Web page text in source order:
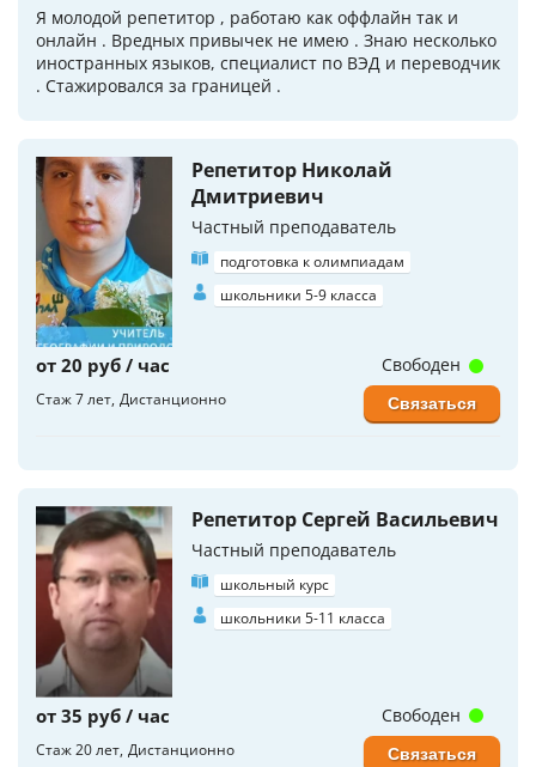
Я молодой репетитор , работаю как оффлайн так и
онлайн . Вредных привычек не имею . Знаю несколько
иностранных языков, специалист по ВЭД и переводчик
. Стажировался за границей .
Репетитор Николай
Дмитриевич
Частный преподаватель
подготовка к олимпиадам
школьники 5-9 класса
от 20 руб / час
Стаж 7 лет Дистанционно
Свободен
Связаться
Репетитор Сергей Васильевич
Частный преподаватель
школьный курс
школьники 5-11 класса
от 35 руб / час
Стаж 20 лет Дистанционно
Свободен
Связаться